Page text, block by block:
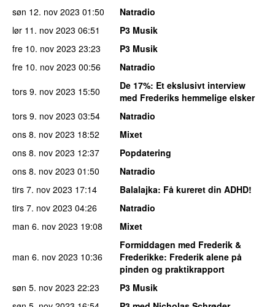
søn 12. nov 2023 01:50
Natradio
lør 11. nov 2023 06:51
P3 Musik
fre 10. nov 2023 23:23
P3 Musik
fre 10. nov 2023 00:56
Natradio
tors 9. nov 2023 15:50 De 17%: Et ekslusivt interview
med Frederiks hemmelige elsker
tors 9. nov 2023 03:54
Natradio
ons 8. nov 2023 18:52
Mixet
ons 8. nov 2023 12:37
Popdatering
ons 8. nov 2023 01:50
Natradio
tirs 7. nov 2023 17:14 Balalajka: Få kureret din ADHD!
tirs 7. nov 2023 04:26
Natradio
man 6. nov 2023 19:08 Mixet
man 6. nov 2023 10:36
Formiddagen med Frederik &
Frederikke: Frederik alene på
pinden og praktikrapport
søn 5. nov 2023 22:23
P3 Musik